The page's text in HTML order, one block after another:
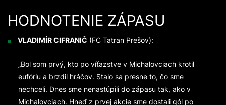
HODNOTENIE ZÁPASU
VLADIMÍR CIFRANIČ (FC Tatran Prešov):
„Bol som prvý, kto po víťazstve v Michalovciach krotil
eufóriu a brzdil hráčov. Stalo sa presne to, čo sme
nechceli. Dnes sme nenastúpili do zápasu tak, ako v
Michalovciach. Hneď z prvej akcie sme dostali gól po